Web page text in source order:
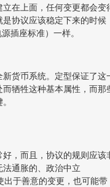
在上面，任何变更都会变
协议应该稳定下来的时候
插座标准）一样。
货币系统。定型保证了这
牺牲这种基本属性，而那
，而且，协议的规则应该
通胀的、政治中立
出于善意的变更，也可能带